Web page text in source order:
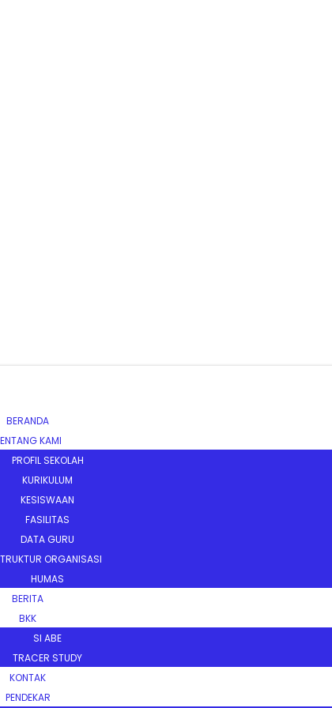
BERANDA
KAMI
PROFIL SEKOLAH
KURIKULUM
KESISWAAN
FASILITAS
DATA GURU
ORGANISASI
HUMAS
BERITA
BKK
SI ABE
TRACER STUDY
KONTAK
PENDEKAR